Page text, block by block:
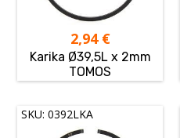
2,94 €
Karika Ø39,5L x 2mm
TOMOS
SKU: 0392LKA